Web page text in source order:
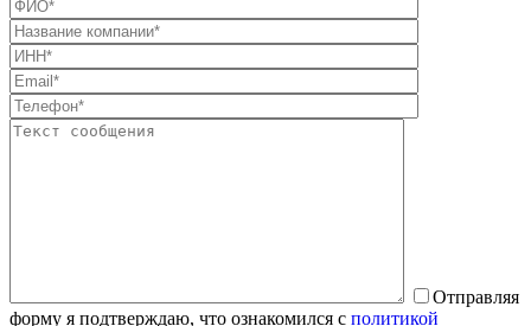
Отправляя
форму я подтверждаю, что ознакомился с политикой